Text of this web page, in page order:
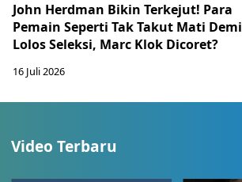
John Herdman Bikin Terkejut! Para
Pemain Seperti Tak Takut Mati Demi
Lolos Seleksi, Marc Klok Dicoret?
16 Juli 2026
Video Terbaru